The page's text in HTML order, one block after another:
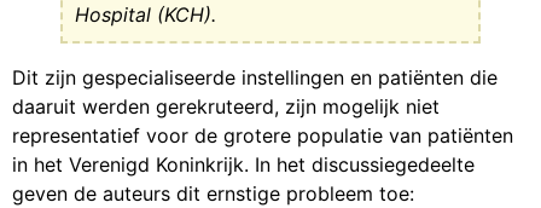
Hospital (KCH).
Dit zijn gespecialiseerde instellingen en patiënten die
daaruit werden gerekruteerd, zijn mogelijk niet
representatief voor de grotere populatie van patiënten
in het Verenigd Koninkrijk. In het discussiegedeelte
geven de auteurs dit ernstige probleem toe: